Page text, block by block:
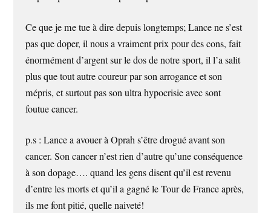
Ce que je me tue à dire depuis longtemps; Lance ne s’est
pas que doper, il nous a vraiment prix pour des cons, fait
énormément d’argent sur le dos de notre sport, il l’a salit
plus que tout autre coureur par son arrogance et son
mépris, et surtout pas son ultra hypocrisie avec sont
foutue cancer.
p.s : Lance a avouer à Oprah s’être drogué avant son
cancer. Son cancer n’est rien d’autre qu’une conséquence
à son dopage…. quand les gens disent qu’il est revenu
d’entre les morts et qu’il a gagné le Tour de France après,
ils me font pitié, quelle naiveté!